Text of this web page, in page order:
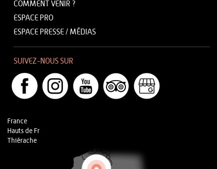
COMMENT VENIR ?
ESPACE PRO
ESPACE PRESSE / MÉDIAS
SUIVEZ-NOUS SUR
France
Hauts de Fr
Thiérache